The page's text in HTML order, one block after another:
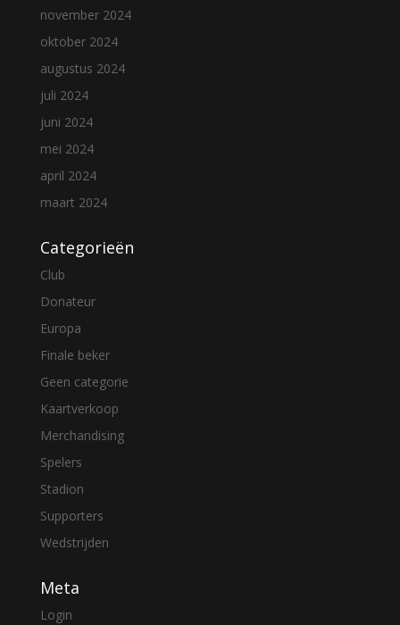
november 2024
oktober 2024
augustus 2024
juli 2024
juni 2024
mei 2024
april 2024
maart 2024
Categorieën
Club
Donateur
Europa
Finale beker
Geen categorie
Kaartverkoop
Merchandising
Spelers
Stadion
Supporters
Wedstrijden
Meta
Login